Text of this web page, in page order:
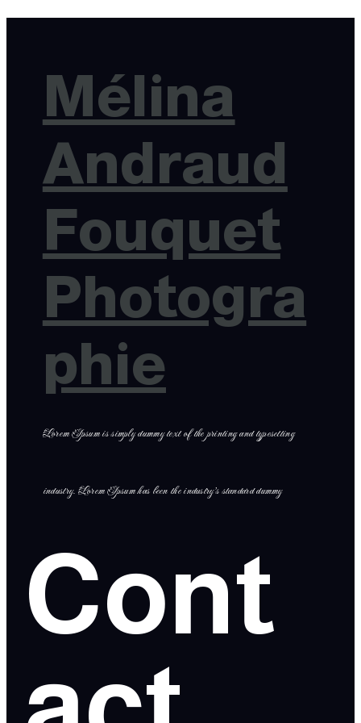
Mélina
Andraud
Fouquet
Photogra
phie
Lorem Ipsum is simply dummy text of the printing and typesetting
industry. Lorem Ipsum has been the industry’s standard dummy
Cont